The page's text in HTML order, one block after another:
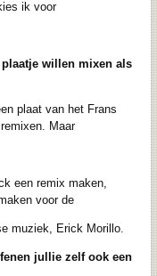
ik voor
willen mixen als
plaat van het Frans
Maar
een remix maken,
voor de
muziek, Erick Morillo.
jullie zelf ook een